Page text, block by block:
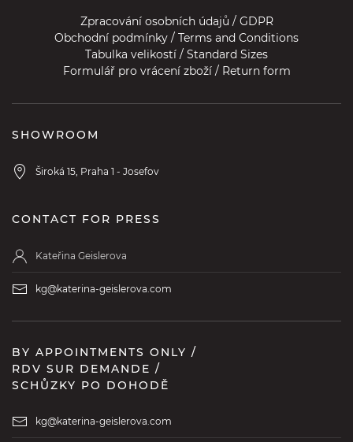
Zpracování osobních údajů / GDPR
Obchodní podmínky / Terms and Conditions
Tabulka velikostí / Standard Sizes
Formulář pro vrácení zboží / Return form
SHOWROOM
Široká 15, Praha 1 - Josefov
CONTACT FOR PRESS
Kateřina Geislerova
kg@katerina-geislerova.com
BY APPOINTMENTS ONLY /
RDV SUR DEMANDE /
SCHŮZKY PO DOHODĚ
kg@katerina-geislerova.com